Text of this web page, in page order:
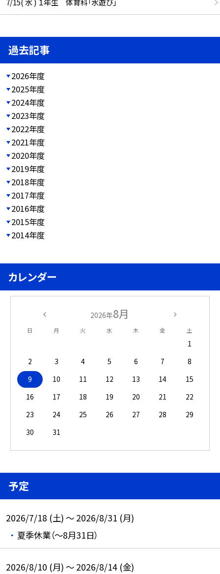
過去記事
2026年度
2025年度
2024年度
2023年度
2022年度
2021年度
2020年度
2019年度
2018年度
2017年度
2016年度
2015年度
2014年度
カレンダー
2026年8月
日 月 火 水 木 金 土
1
2
3 4 5 6 7
8
9
10 11 12 13 14
15
16
17 18 19 20 21
22
23
24 25 26 27 28
29
30
31
予定
2026/7/18 (土) ～ 2026/8/31 (月)
夏季休業（～8月31日）
2026/8/10 (月) ～ 2026/8/14 (金)